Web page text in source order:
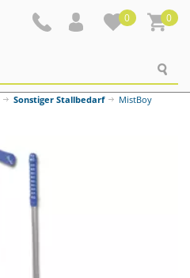
0 0
Sonstiger Stallbedarf
MistBoy